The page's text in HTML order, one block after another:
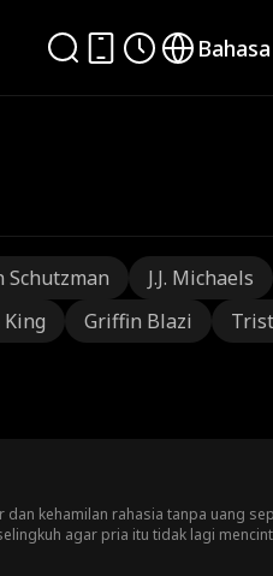
Schutzman J.J. Michaels
Griffin Blazi
kehamilan rahasia tanpa uang
agar pria itu tidak lagi